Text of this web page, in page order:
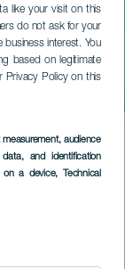
like your visit on this
do not ask for your
interest. You
based on legitimate
Privacy Policy on this
measurement, audience
and identification
on a device, Technical